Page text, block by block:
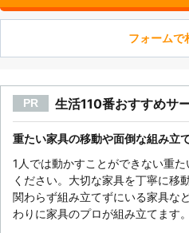
フォームで
PR 生活110番おすすめサ
重たい家具の移動や面倒な組み立
1人では動かすことができない重
ください。大切な家具を丁寧に移
関わらず組み立てずにいる家具な
わりに家具のプロが組み立てます。